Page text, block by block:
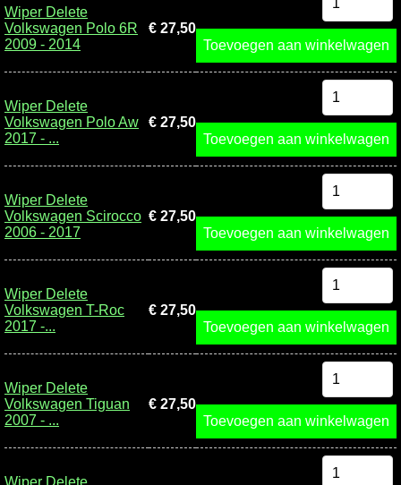
Wiper Delete
Volkswagen Polo 6R
2009 - 2014
€ 27,50
Toevoegen aan winkelwagen
Wiper Delete
Volkswagen Polo Aw
2017 - ...
€ 27,50
Toevoegen aan winkelwagen
Wiper Delete
Volkswagen Scirocco
2006 - 2017
€ 27,50
Toevoegen aan winkelwagen
Wiper Delete
Volkswagen T-Roc
2017 -...
€ 27,50
Toevoegen aan winkelwagen
Wiper Delete
Volkswagen Tiguan
2007 - ...
€ 27,50
Toevoegen aan winkelwagen
Wiper Delete